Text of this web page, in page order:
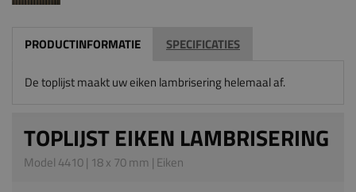
PRODUCTINFORMATIE SPECIFICATIES
De toplijst maakt uw eiken lambrisering helemaal af.
TOPLIJST EIKEN LAMBRISERING
Model 4410 | 18 x 70 mm | Eiken